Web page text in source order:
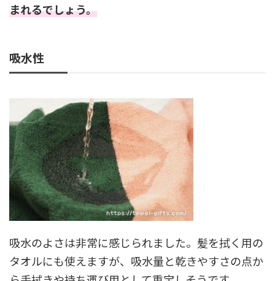
まれるでしょう。
吸水性
吸水のよさは非常に感じられました。髪を拭く用の
タオルにも使えますが、吸水量と乾きやすさの点か